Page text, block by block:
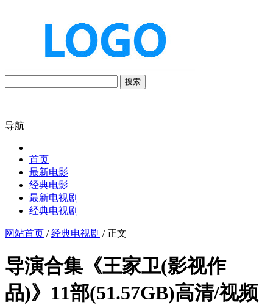
搜索
导航
首页
最新电影
经典电影
最新电视剧
经典电视剧
网站首页 /经典电视剧 / 正文
导演合集《王家卫(影视作
品)》11部(51.57GB)高清/视频